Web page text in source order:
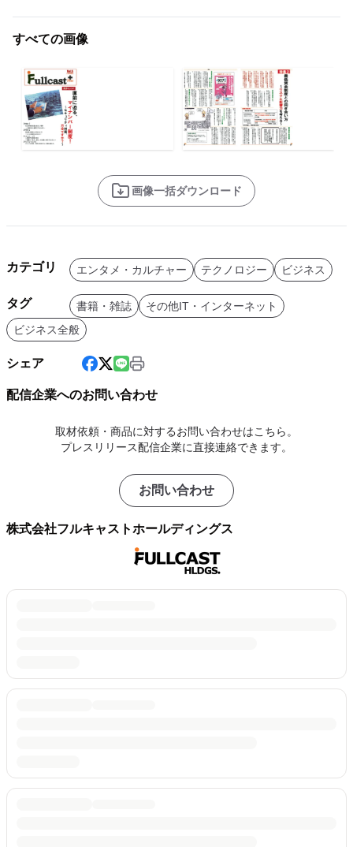
すべての画像
画像一括ダウンロード
カテゴリ エンタメ・カルチャー テクノロジー ビジネス
タグ 書籍・雑誌
その他IT・インターネット
ビジネス全般
シェア
配信企業へのお問い合わせ
取材依頼・商品に対するお問い合わせはこちら。
プレスリリース配信企業に直接連絡できます。
お問い合わせ
株式会社フルキャストホールディングス